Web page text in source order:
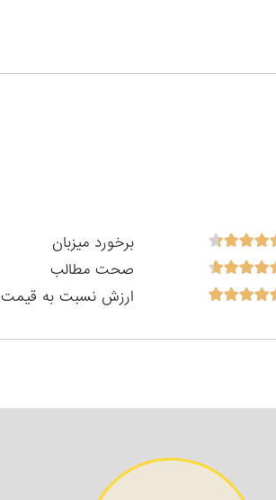
برخورد میزبان
صحت مطالب
ارزش نسبت به قیمت